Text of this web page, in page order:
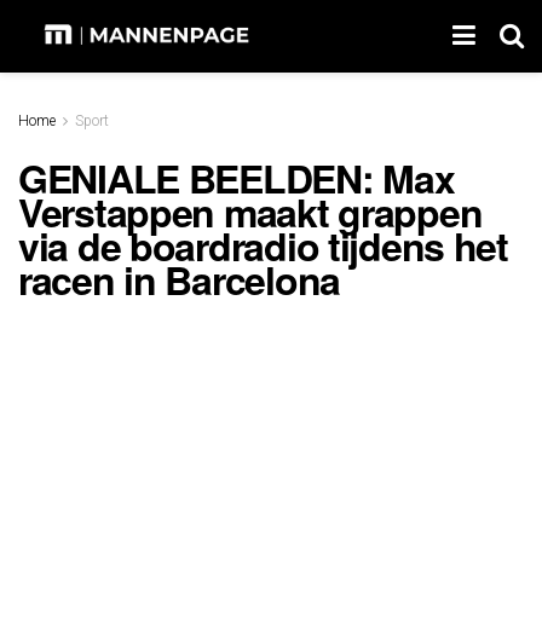
Home Sport
GENIALE BEELDEN: Max
Verstappen maakt grappen
via de boardradio tijdens het
racen in Barcelona